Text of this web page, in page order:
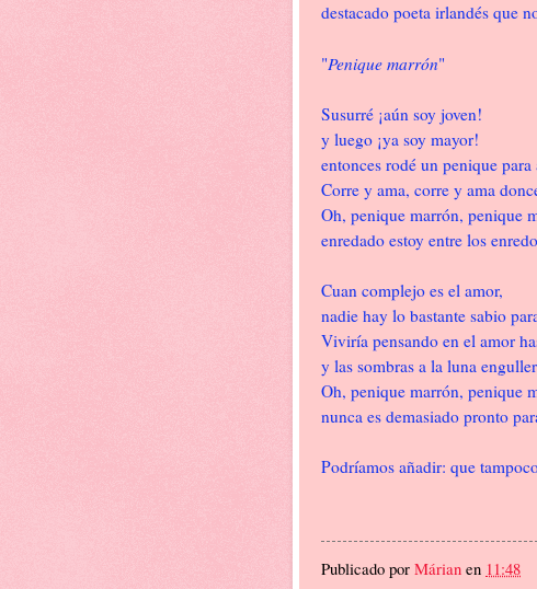
destacado poeta irlandés que
"Penique marrón"
Susurré ¡aún soy joven!
y luego ¡ya soy mayor!
entonces rodé un penique
Corre y ama, corre y ama
Oh, penique marrón, penique
enredado estoy entre los
Cuan complejo es el amor,
nadie hay lo bastante sabio
Viviría pensando en el amor
y las sombras a la luna
Oh, penique marrón, penique
nunca es demasiado pronto
Podríamos añadir: que
Publicado por Márian en 11:48